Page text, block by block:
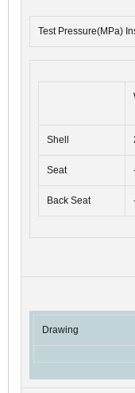
Test Pressure(MPa)
Shell
Seat
Back Seat
Drawing